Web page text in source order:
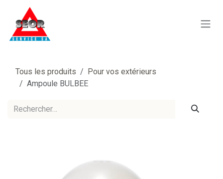
Se rendre au contenu
Tous les produits
Pour vos extérieurs
Ampoule BULBEE